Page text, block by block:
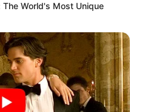
World's Most Unique